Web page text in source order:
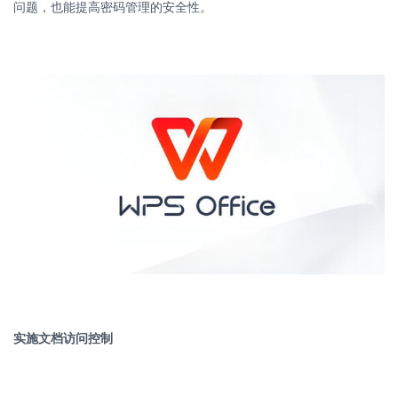
问题，也能提高密码管理的安全性。
实施文档访问控制